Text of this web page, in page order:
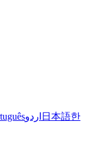
اردو 日本語한